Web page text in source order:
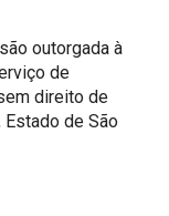
outorgada à
de
direito de
de São